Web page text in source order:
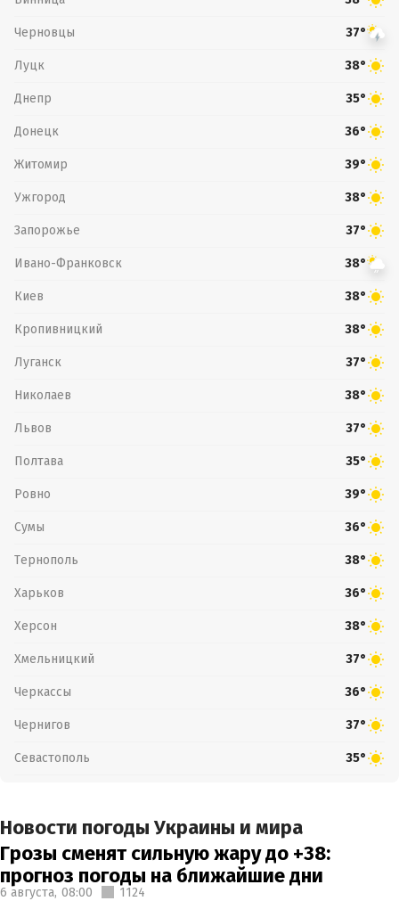
Черновцы 37°
Луцк 38°
Днепр 35°
Донецк 36°
Житомир 39°
Ужгород 38°
Запорожье 37°
Ивано-Франковск 38°
Киев 38°
Кропивницкий 38°
Луганск 37°
Николаев 38°
Львов 37°
Полтава 35°
Ровно 39°
Сумы 36°
Тернополь 38°
Харьков 36°
Херсон 38°
Хмельницкий 37°
Черкассы 36°
Чернигов 37°
Севастополь 35°
Новости погоды Украины и мира
Грозы сменят сильную жару до +38:
прогноз погоды на ближайшие дни
6 августа, 08:00 1124